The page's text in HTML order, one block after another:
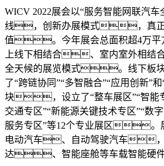
WICV 2022展会以“服务智能网联汽车
线，创新办展模式，真正
值。今年展会总面积超4万平
上线下相结合、室内室外相
全天候的展览模式。线下板
了“跨链协同”“多智融合”“应用创新”
块，设立了“整车展区”“智能
交通专区”“新能源关键技术专区”“数
服务专区”等12个专业展区。
电动汽车、自动驾驶汽车，
达、智能座舱等车载智能硬